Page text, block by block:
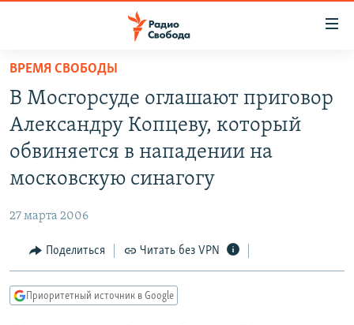
упрощенного
доступа
Вернуться
основному
содержанию
навигации
Вернутся
АВТОРСКИЕ ПРОЕКТЫ
КУЛЬТУРА
IDEL.РЕАЛИИ
КАВКАЗ.РЕАЛИИ
ВРЕМЯ СВОБОДЫ
В Мосгорсуде оглашают приговор
Александру Копцеву, который
обвиняется в нападении на
московскую синагогу
27 марта 2006
Поделиться Читать без VPN
Приоритетный источник в Google